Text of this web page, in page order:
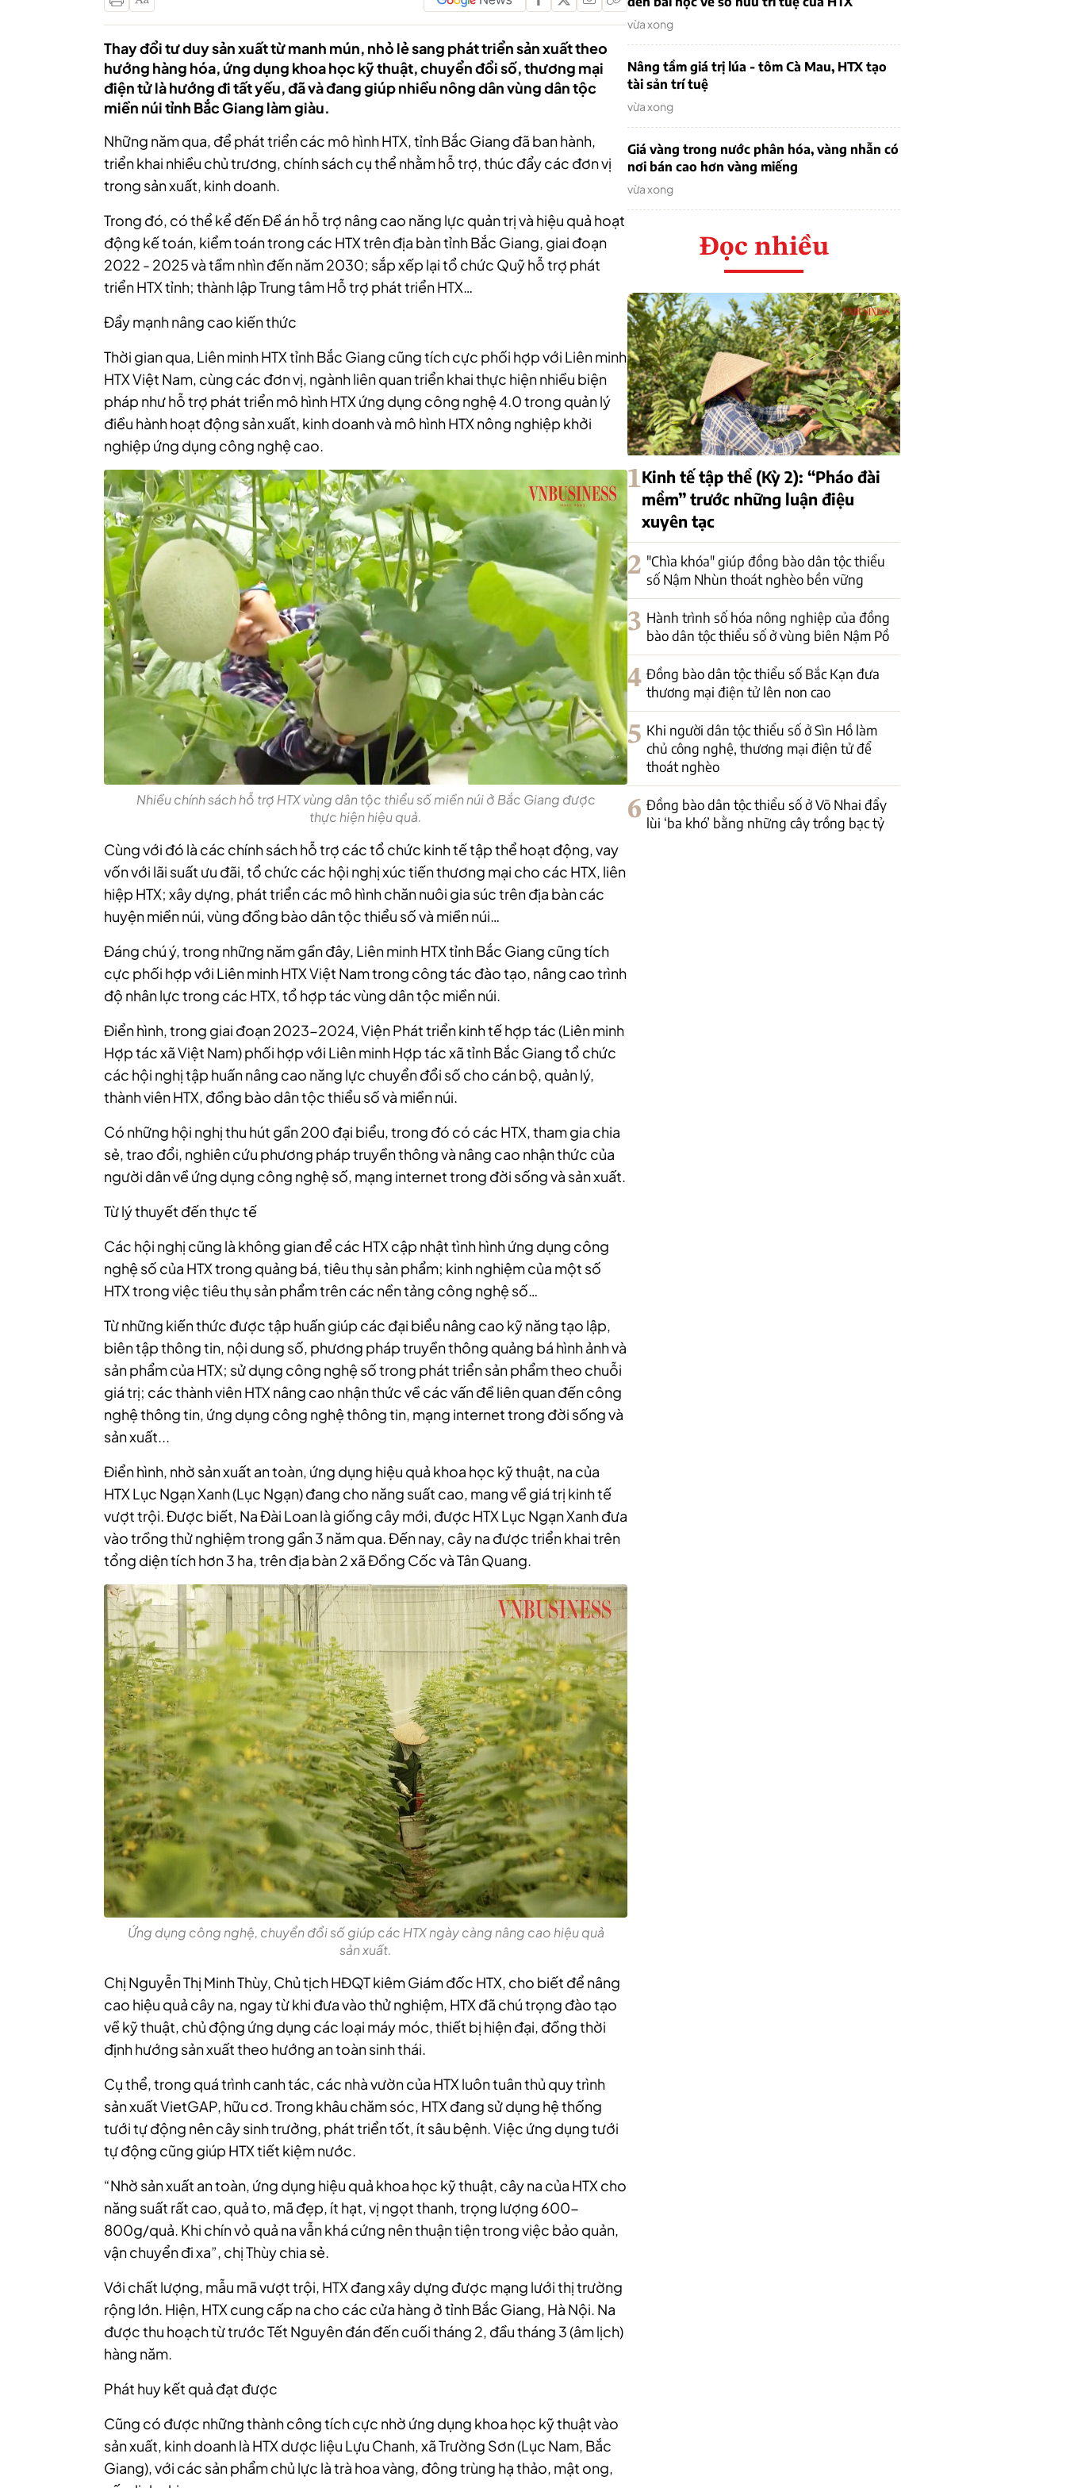
Thay đổi tư duy sản xuất từ manh mún, nhỏ lẻ sang phát triển sản xuất theo
hướng hàng hóa, ứng dụng khoa học kỹ thuật, chuyển đổi số, thương mại
điện tử là hướng đi tất yếu, đã và đang giúp nhiều nông dân vùng dân tộc
miền núi tỉnh Bắc Giang làm giàu.
Những năm qua, để phát triển các mô hình HTX, tỉnh Bắc Giang đã ban hành,
triển khai nhiều chủ trương, chính sách cụ thể nhằm hỗ trợ, thúc đẩy các đơn vị
trong sản xuất, kinh doanh.
Trong đó, có thể kể đến Đề án hỗ trợ nâng cao năng lực quản trị và hiệu quả hoạt
động kế toán, kiểm toán trong các HTX trên địa bàn tỉnh Bắc Giang, giai đoạn
2022 - 2025 và tầm nhìn đến năm 2030; sắp xếp lại tổ chức Quỹ hỗ trợ phát
triển HTX tỉnh; thành lập Trung tâm Hỗ trợ phát triển HTX…
Đẩy mạnh nâng cao kiến thức
Thời gian qua, Liên minh HTX tỉnh Bắc Giang cũng tích cực phối hợp với Liên minh
HTX Việt Nam, cùng các đơn vị, ngành liên quan triển khai thực hiện nhiều biện
pháp như hỗ trợ phát triển mô hình HTX ứng dụng công nghệ 4.0 trong quản lý
điều hành hoạt động sản xuất, kinh doanh và mô hình HTX nông nghiệp khởi
nghiệp ứng dụng công nghệ cao.
Nhiều chính sách hỗ trợ HTX vùng dân tộc thiểu số miền núi ở Bắc Giang được
thực hiện hiệu quả.
Cùng với đó là các chính sách hỗ trợ các tổ chức kinh tế tập thể hoạt động, vay
vốn với lãi suất ưu đãi, tổ chức các hội nghị xúc tiến thương mại cho các HTX, liên
hiệp HTX; xây dựng, phát triển các mô hình chăn nuôi gia súc trên địa bàn các
huyện miền núi, vùng đồng bào dân tộc thiểu số và miền núi…
Đáng chú ý, trong những năm gần đây, Liên minh HTX tỉnh Bắc Giang cũng tích
cực phối hợp với Liên minh HTX Việt Nam trong công tác đào tạo, nâng cao trình
độ nhân lực trong các HTX, tổ hợp tác vùng dân tộc miền núi.
Điển hình, trong giai đoạn 2023-2024, Viện Phát triển kinh tế hợp tác (Liên minh
Hợp tác xã Việt Nam) phối hợp với Liên minh Hợp tác xã tỉnh Bắc Giang tổ chức
các hội nghị tập huấn nâng cao năng lực chuyển đổi số cho cán bộ, quản lý,
thành viên HTX, đồng bào dân tộc thiểu số và miền núi.
Có những hội nghị thu hút gần 200 đại biểu, trong đó có các HTX, tham gia chia
sẻ, trao đổi, nghiên cứu phương pháp truyền thông và nâng cao nhận thức của
người dân về ứng dụng công nghệ số, mạng internet trong đời sống và sản xuất.
Từ lý thuyết đến thực tế
Các hội nghị cũng là không gian để các HTX cập nhật tình hình ứng dụng công
nghệ số của HTX trong quảng bá, tiêu thụ sản phẩm; kinh nghiệm của một số
HTX trong việc tiêu thụ sản phẩm trên các nền tảng công nghệ số…
Từ những kiến thức được tập huấn giúp các đại biểu nâng cao kỹ năng tạo lập,
biên tập thông tin, nội dung số, phương pháp truyền thông quảng bá hình ảnh và
sản phẩm của HTX; sử dụng công nghệ số trong phát triển sản phẩm theo chuỗi
giá trị; các thành viên HTX nâng cao nhận thức về các vấn đề liên quan đến công
nghệ thông tin, ứng dụng công nghệ thông tin, mạng internet trong đời sống và
sản xuất...
Điển hình, nhờ sản xuất an toàn, ứng dụng hiệu quả khoa học kỹ thuật, na của
HTX Lục Ngạn Xanh (Lục Ngạn) đang cho năng suất cao, mang về giá trị kinh tế
vượt trội. Được biết, Na Đài Loan là giống cây mới, được HTX Lục Ngạn Xanh đưa
vào trồng thử nghiệm trong gần 3 năm qua. Đến nay, cây na được triển khai trên
tổng diện tích hơn 3 ha, trên địa bàn 2 xã Đồng Cốc và Tân Quang.
Ứng dụng công nghệ, chuyển đổi số giúp các HTX ngày càng nâng cao hiệu quả
sản xuất.
Chị Nguyễn Thị Minh Thùy, Chủ tịch HĐQT kiêm Giám đốc HTX, cho biết để nâng
cao hiệu quả cây na, ngay từ khi đưa vào thử nghiệm, HTX đã chú trọng đào tạo
về kỹ thuật, chủ động ứng dụng các loại máy móc, thiết bị hiện đại, đồng thời
định hướng sản xuất theo hướng an toàn sinh thái.
Cụ thể, trong quá trình canh tác, các nhà vườn của HTX luôn tuân thủ quy trình
sản xuất VietGAP, hữu cơ. Trong khâu chăm sóc, HTX đang sử dụng hệ thống
tưới tự động nên cây sinh trưởng, phát triển tốt, ít sâu bệnh. Việc ứng dụng tưới
tự động cũng giúp HTX tiết kiệm nước.
“Nhờ sản xuất an toàn, ứng dụng hiệu quả khoa học kỹ thuật, cây na của HTX cho
năng suất rất cao, quả to, mã đẹp, ít hạt, vị ngọt thanh, trọng lượng 600-
800g/quả. Khi chín vỏ quả na vẫn khá cứng nên thuận tiện trong việc bảo quản,
vận chuyển đi xa”, chị Thùy chia sẻ.
Với chất lượng, mẫu mã vượt trội, HTX đang xây dựng được mạng lưới thị trường
rộng lớn. Hiện, HTX cung cấp na cho các cửa hàng ở tỉnh Bắc Giang, Hà Nội. Na
được thu hoạch từ trước Tết Nguyên đán đến cuối tháng 2, đầu tháng 3 (âm lịch)
hàng năm.
Phát huy kết quả đạt được
Cũng có được những thành công tích cực nhờ ứng dụng khoa học kỹ thuật vào
sản xuất, kinh doanh là HTX dược liệu Lựu Chanh, xã Trường Sơn (Lục Nam, Bắc
Giang), với các sản phẩm chủ lực là trà hoa vàng, đông trùng hạ thảo, mật ong,
vừa xong
Nâng tầm giá trị lúa - tôm Cà Mau, HTX tạo
tài sản trí tuệ
vừa xong
Giá vàng trong nước phân hóa, vàng nhẫn có
nơi bán cao hơn vàng miếng
vừa xong
Đọc nhiều
1Kinh tế tập thể (Kỳ 2): “Pháo đài
mềm” trước những luận điệu
xuyên tạc
2 "Chìa khóa" giúp đồng bào dân tộc thiểu
số Nậm Nhùn thoát nghèo bền vững
3 Hành trình số hóa nông nghiệp của đồng
bào dân tộc thiểu số ở vùng biên Nậm Pồ
4 Đồng bào dân tộc thiểu số Bắc Kạn đưa
thương mại điện tử lên non cao
5 Khi người dân tộc thiểu số ở Sìn Hồ làm
chủ công nghệ, thương mại điện tử để
thoát nghèo
6 Đồng bào dân tộc thiểu số ở Võ Nhai đẩy
lùi ‘ba khó’ bằng những cây trồng bạc tỷ